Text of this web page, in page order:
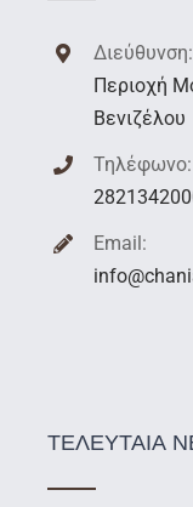
Διεύθυνση:
Περιοχή
Βενιζέλου
Τηλέφωνο:
Email:
ΤΕΛΕΥΤΑΙΑ